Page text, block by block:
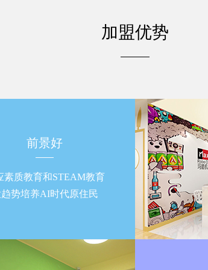
加盟优势
前景好
素质教育和STEAM教育
势培养AI时代原住民